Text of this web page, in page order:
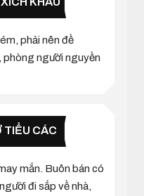
phải nên đề
phòng người nguyền
TIỂU CÁC
mắn. Buôn bán có
đi sắp về nhà,